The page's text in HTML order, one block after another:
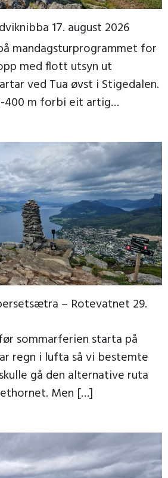
17. august 2026
mandagsturprogrammet for
med flott utsyn ut
ved Tua øvst i Stigedalen.
400 m forbi eit artig
– Rotevatnet 29.
sommarferien starta på
regn i lufta så vi bestemte
gå den alternative ruta
Men […]